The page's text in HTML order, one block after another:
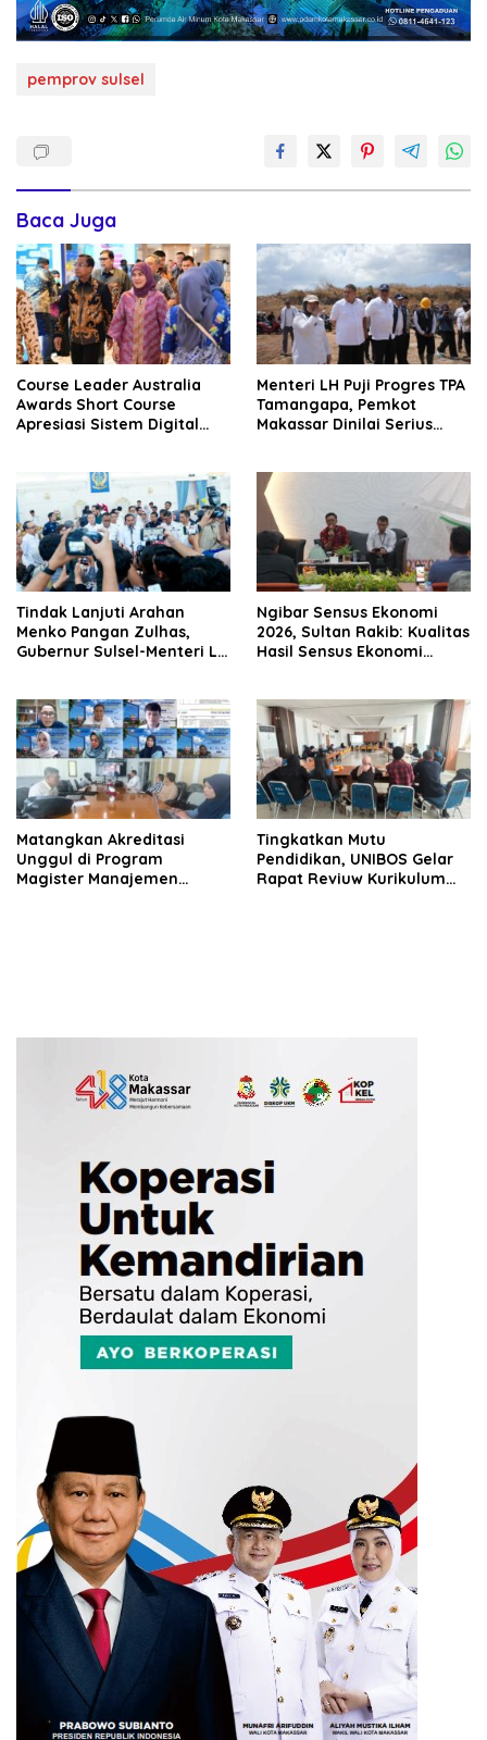
pemprov sulsel
Baca Juga
Course Leader Australia
Awards Short Course
Apresiasi Sistem Digital
Pelayanan Publik Berbasis
Data
Menteri LH Puji Progres TPA
Tamangapa, Pemkot
Makassar Dinilai Serius
Tindak Lanjuti Arahan
Menko Pangan Zulhas,
Gubernur Sulsel-Menteri LH
Ngibar Sensus Ekonomi
2026, Sultan Rakib: Kualitas
Hasil Sensus Ekonomi
Matangkan Akreditasi
Unggul di Program
Magister Manajemen
Tingkatkan Mutu
Pendidikan, UNIBOS Gelar
Rapat Reviuw Kurikulum